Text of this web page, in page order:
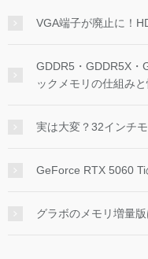
VGA端子が廃止に！
GDDR5・GDDR5X・
ックメモリの仕組み
実は大変？32インチ
GeForce RTX 5060
グラボのメモリ増量